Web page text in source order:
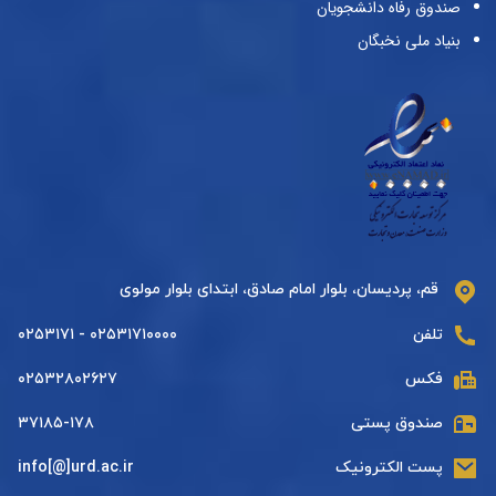
صندوق رفاه دانشجویان
بنیاد ملی نخبگان
قم، پردیسان، بلوار امام صادق، ابتدای بلوار مولوی
تلفن ۰۲۵۳۱۷۱۰۰۰۰ - ۰۲۵۳۱۷۱
فکس ۰۲۵۳۲۸۰۲۶۲۷
صندوق پستی ۳۷۱۸۵-۱۷۸
پست الکترونیک info[@]urd.ac.ir